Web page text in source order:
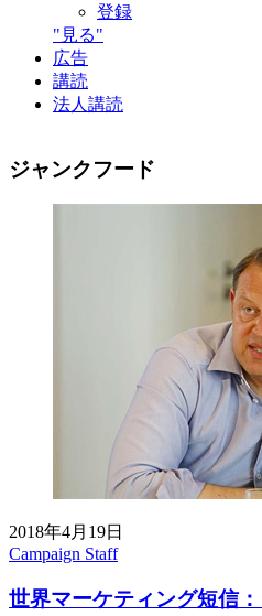
登録
"見る"
広告
講読
法人講読
ジャンクフード
2018年4月19日
Campaign Staff
世界マーケティング短信